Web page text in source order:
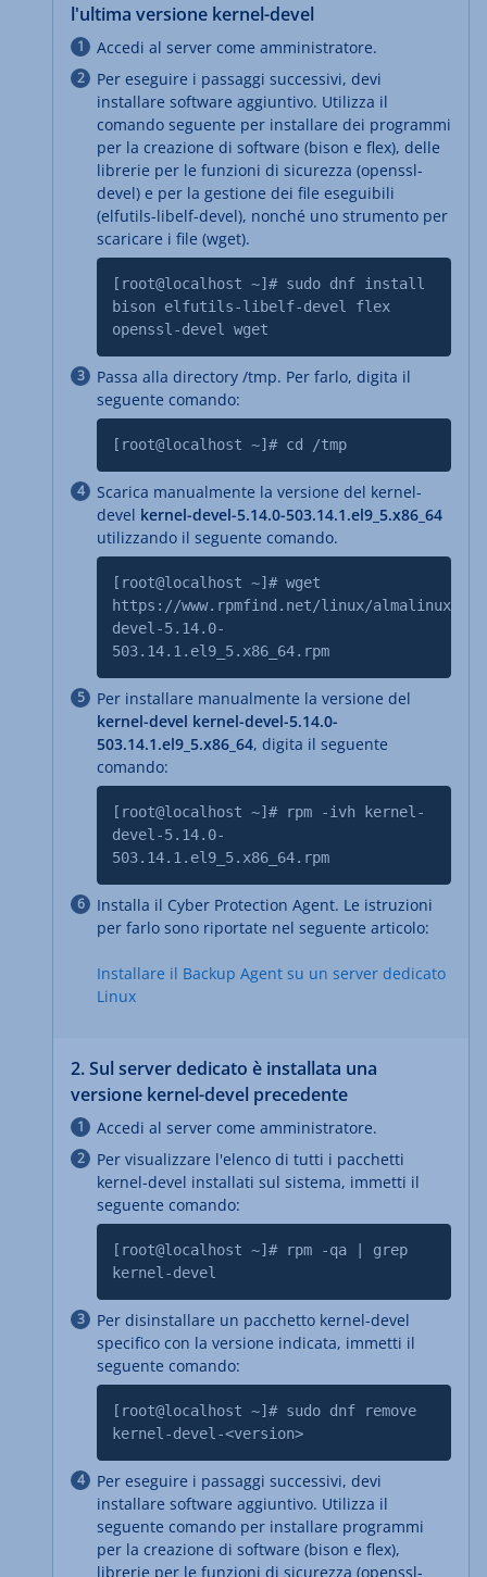
l'ultima versione kernel-devel
Accedi al server come amministratore.
Per eseguire i passaggi successivi, devi
installare software aggiuntivo. Utilizza il
comando seguente per installare dei programmi
per la creazione di software (bison e flex), delle
librerie per le funzioni di sicurezza (openssl-
devel) e per la gestione dei file eseguibili
(elfutils-libelf-devel), nonché uno strumento per
scaricare i file (wget).
[root@localhost ~]# sudo dnf install
bison elfutils-libelf-devel flex
openssl-devel wget
Passa alla directory /tmp. Per farlo, digita il
seguente comando:
[root@localhost ~]# cd /tmp
Scarica manualmente la versione del kernel-
devel kernel-devel-5.14.0-503.14.1.el9_5.x86_64
utilizzando il seguente comando.
[root@localhost ~]# wget
https://www.rpmfind.net/linux/almalinux/9.5/
devel-5.14.0-
503.14.1.el9_5.x86_64.rpm
Per installare manualmente la versione del
kernel-devel kernel-devel-5.14.0-
503.14.1.el9_5.x86_64, digita il seguente
comando:
[root@localhost ~]# rpm -ivh kernel-
devel-5.14.0-
503.14.1.el9_5.x86_64.rpm
Installa il Cyber Protection Agent. Le istruzioni
per farlo sono riportate nel seguente articolo:
Installare il Backup Agent su un server dedicato
Linux
2. Sul server dedicato è installata una
versione kernel-devel precedente
Accedi al server come amministratore.
Per visualizzare l'elenco di tutti i pacchetti
kernel-devel installati sul sistema, immetti il
seguente comando:
[root@localhost ~]# rpm -qa | grep
kernel-devel
Per disinstallare un pacchetto kernel-devel
specifico con la versione indicata, immetti il
seguente comando:
[root@localhost ~]# sudo dnf remove
kernel-devel-<version>
Per eseguire i passaggi successivi, devi
installare software aggiuntivo. Utilizza il
seguente comando per installare programmi
per la creazione di software (bison e flex),
librerie per le funzioni di sicurezza (openssl-